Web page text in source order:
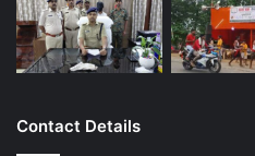
Contact Details